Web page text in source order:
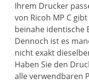
Ihrem Drucker
von Ricoh MP C
beinahe identische
Dennoch ist es
nicht exakt
Haben Sie den
alle verwendbaren